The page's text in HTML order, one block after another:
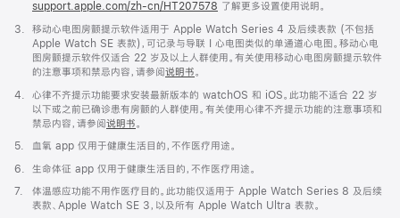
support.apple.com/zh-cn/HT207578 (在
窗
口
中
开)
了解更多设置使用说明。
脚
3.
移动心电图房颤提示软件适用于 Apple Watch Series 4 及后续表款 (不包括
Apple Watch SE 表款)，可记录与导联 I 心电图类似的单通道心电图。移动心电
图房颤提示软件仅适合 22 岁及以上人群使用。有关使用移动心电图房颤提示软件
的注意事项和禁忌内容，请参阅说明书。
脚
4.
心律不齐提示功能要求安装最新版本的 watchOS 和 iOS。此功能不适合 22 岁
以下或之前已确诊患有房颤的人群使用。有关使用心律不齐提示功能的注意事项和
禁忌内容，请参阅说明书。
脚
5. 血氧 app 仅用于健康生活目的，不作医疗用途。
脚
6. 生命体征 app 仅用于健康生活目的，不作医疗用途。
脚7.
体温感应功能不用作医疗目的。此功能仅适用于 Apple Watch Series 8 及后续
表款、Apple Watch SE 3，以及所有 Apple Watch Ultra 表款。